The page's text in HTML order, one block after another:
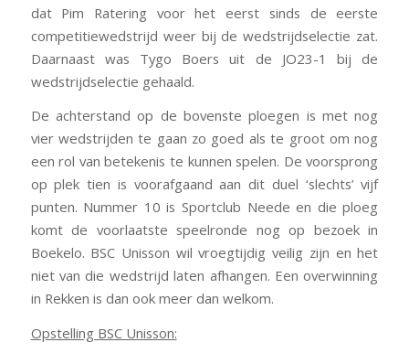
dat Pim Ratering voor het eerst sinds de eerste
competitiewedstrijd weer bij de wedstrijdselectie zat.
Daarnaast was Tygo Boers uit de JO23-1 bij de
wedstrijdselectie gehaald.
De achterstand op de bovenste ploegen is met nog
vier wedstrijden te gaan zo goed als te groot om nog
een rol van betekenis te kunnen spelen. De voorsprong
op plek tien is voorafgaand aan dit duel ‘slechts’ vijf
punten. Nummer 10 is Sportclub Neede en die ploeg
komt de voorlaatste speelronde nog op bezoek in
Boekelo. BSC Unisson wil vroegtijdig veilig zijn en het
niet van die wedstrijd laten afhangen. Een overwinning
in Rekken is dan ook meer dan welkom.
Opstelling BSC Unisson: